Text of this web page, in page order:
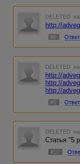
DELETED
http://
#8
DELETED
http://
http://
http://
#9
DELETED
Статья "5
#10